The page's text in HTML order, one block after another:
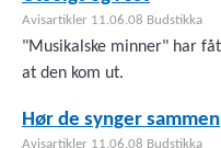
Avisartikler 11.06.08 Budstikka
"Musikalske minner" har
at den kom ut.
Hør de synger sammen
Avisartikler 11.06.08 Budstikka